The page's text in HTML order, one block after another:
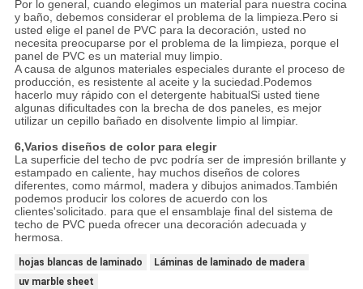
Por lo general, cuando elegimos un material para nuestra cocina
y baño, debemos considerar el problema de la limpieza.Pero si
usted elige el panel de PVC para la decoración, usted no
necesita preocuparse por el problema de la limpieza, porque el
panel de PVC es un material muy limpio.
A causa de algunos materiales especiales durante el proceso de
producción, es resistente al aceite y la suciedad.Podemos
hacerlo muy rápido con el detergente habitualSi usted tiene
algunas dificultades con la brecha de dos paneles, es mejor
utilizar un cepillo bañado en disolvente limpio al limpiar.
6,Varios diseños de color para elegir
La superficie del techo de pvc podría ser de impresión brillante y
estampado en caliente, hay muchos diseños de colores
diferentes, como mármol, madera y dibujos animados.También
podemos producir los colores de acuerdo con los
clientes'solicitado. para que el ensamblaje final del sistema de
techo de PVC pueda ofrecer una decoración adecuada y
hermosa.
hojas blancas de laminado
Láminas de laminado de madera
uv marble sheet